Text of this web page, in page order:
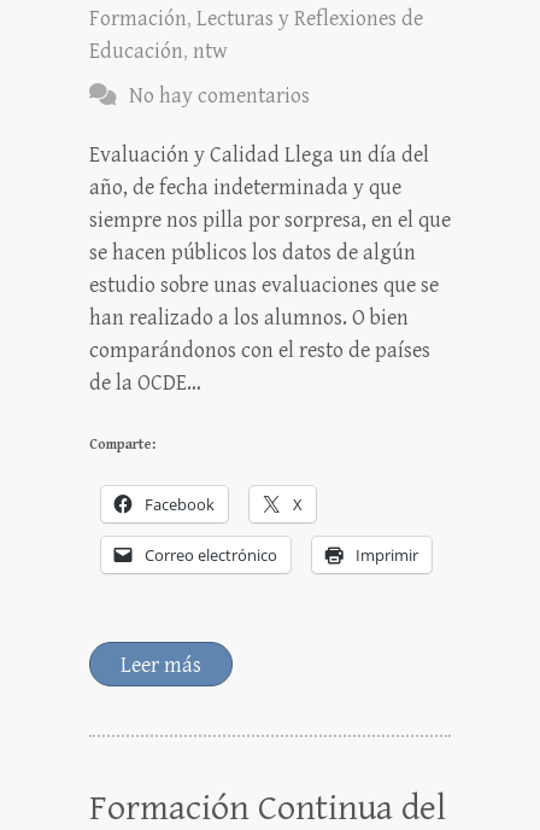
Formación, Lecturas y Reflexiones de
Educación, ntw
No hay comentarios
Evaluación y Calidad Llega un día del
año, de fecha indeterminada y que
siempre nos pilla por sorpresa, en el que
se hacen públicos los datos de algún
estudio sobre unas evaluaciones que se
han realizado a los alumnos. O bien
comparándonos con el resto de países
de la OCDE…
Comparte:
Facebook X
Correo electrónico Imprimir
Leer más
Formación Continua del